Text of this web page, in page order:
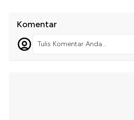
Komentar
Tulis Komentar Anda...